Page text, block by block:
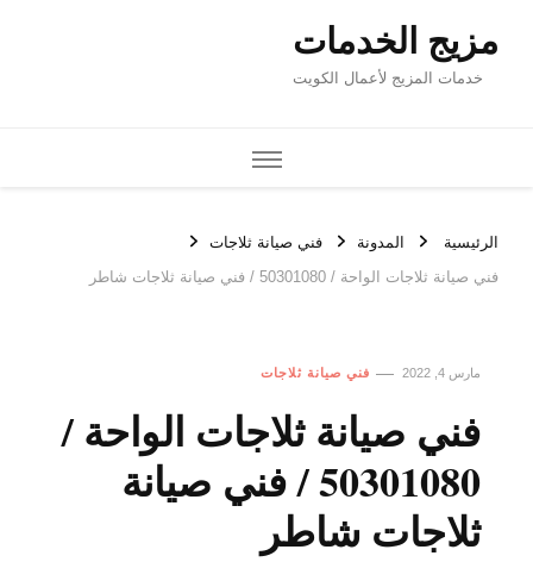
مزيج الخدمات
خدمات المزيج لأعمال الكويت
الرئيسية المدونة
فني صيانة ثلاجات
فني صيانة ثلاجات الواحة / 50301080 / فني صيانة ثلاجات شاطر
مارس 4, 2022 فني صيانة ثلاجات
فني صيانة ثلاجات الواحة /
50301080 / فني صيانة
ثلاجات شاطر